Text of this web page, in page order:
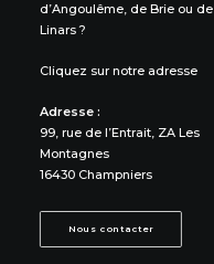
d’Angoulême, de Brie ou de
Linars ?
Cliquez sur notre adresse
Adresse :
99, rue de l’Entrait, ZA Les
Montagnes
16430 Champniers
Nous contacter